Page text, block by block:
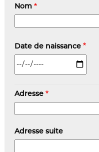
Nom
Date de naissance
Adresse
Adresse
Adresse suite